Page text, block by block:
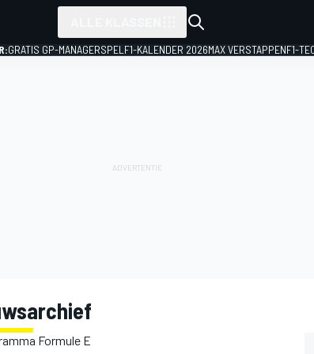
GRATIS GP-MANAGERSPEL F1-KALENDER 2026MAX VERSTAPPENF1-
Formule E